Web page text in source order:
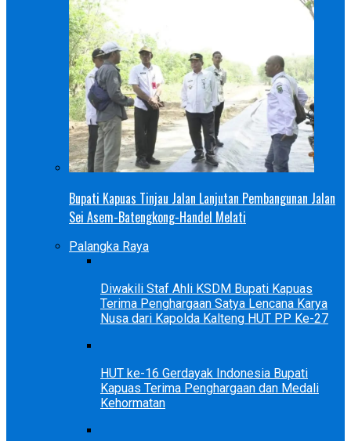
Bupati Kapuas Tinjau Jalan Lanjutan Pembangunan Jalan
Sei Asem-Batengkong-Handel Melati
Palangka Raya
Diwakili Staf Ahli KSDM Bupati Kapuas
Terima Penghargaan Satya Lencana Karya
Nusa dari Kapolda Kalteng HUT PP Ke-27
HUT ke-16 Gerdayak Indonesia Bupati
Kapuas Terima Penghargaan dan Medali
Kehormatan